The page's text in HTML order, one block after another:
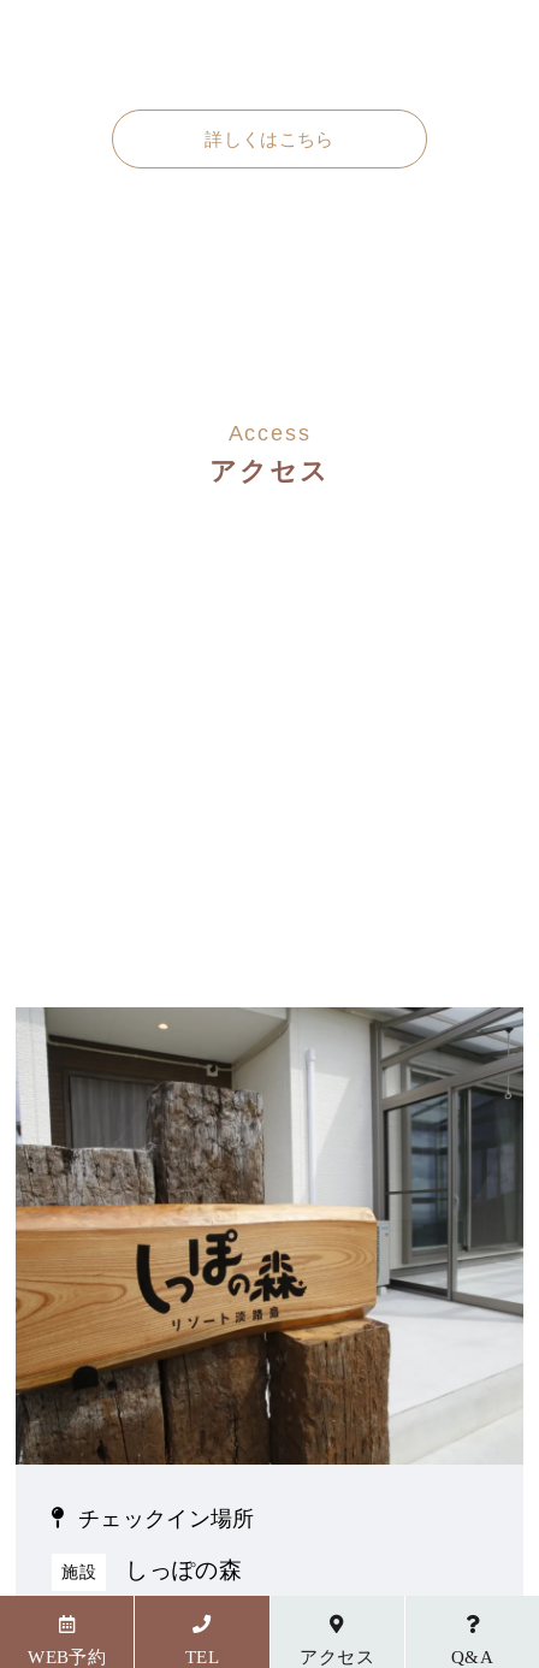
詳しくはこちら
Access
アクセス
チェックイン場所
施設 しっぽの森
〒656-1727 兵庫県淡路市野島貴船23番地5
WEB予約
TEL アクセス Q&A